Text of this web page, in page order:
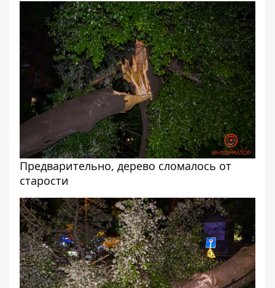
Предварительно, дерево сломалось от
старости